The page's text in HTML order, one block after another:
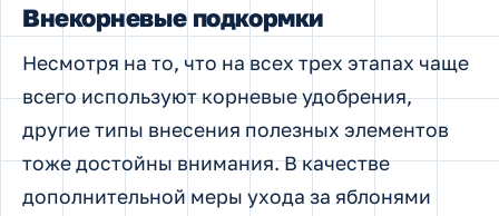
Внекорневые подкормки
Несмотря на то, что на всех трех этапах чаще
всего используют корневые удобрения,
другие типы внесения полезных элементов
тоже достойны внимания. В качестве
дополнительной меры ухода за яблонями